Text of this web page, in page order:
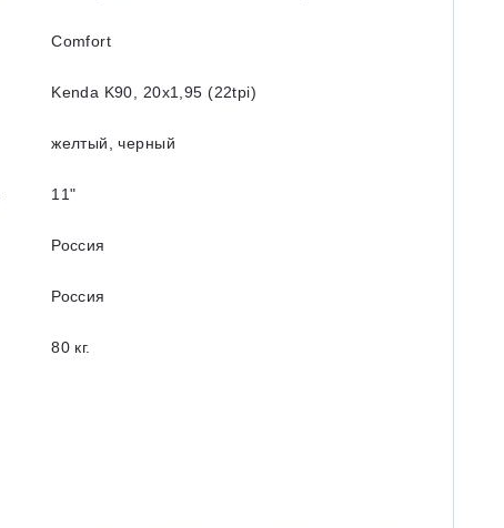
Comfort
Kenda K90, 20x1,95 (22tpi)
желтый, черный
11ʺ
Россия
Россия
80 кг.